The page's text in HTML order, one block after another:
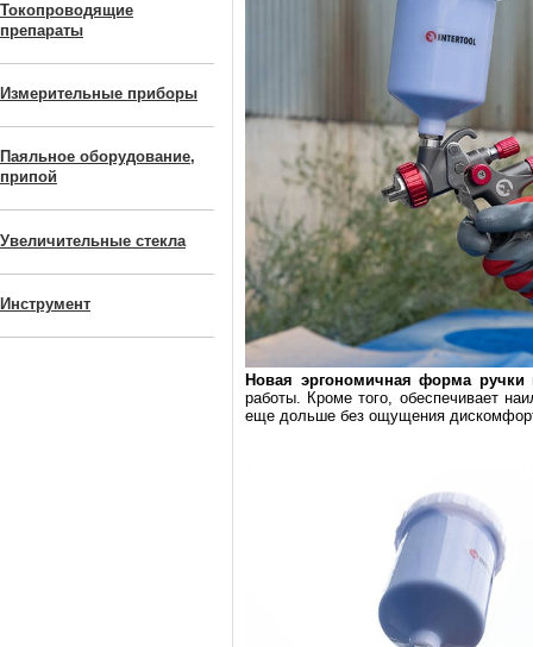
Токопроводящие
препараты
Измерительные приборы
Паяльное оборудование,
припой
Увеличительные стекла
Инструмент
Новая эргономичная форма ручки
работы. Кроме того, обеспечивает
еще дольше без ощущения